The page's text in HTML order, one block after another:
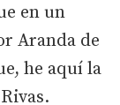
en un
Aranda de
he aquí la